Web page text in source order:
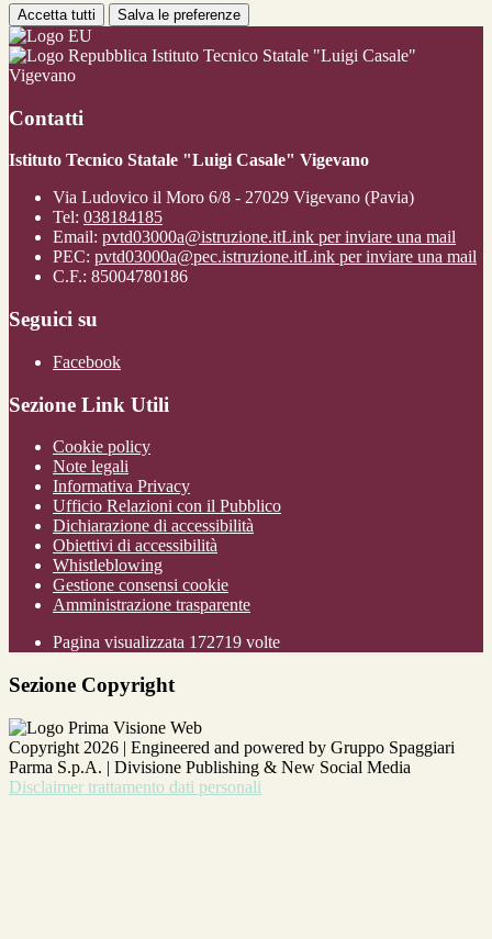
Accetta tutti Salva le preferenze
Istituto Tecnico Statale "Luigi Casale"
Vigevano
Contatti
Istituto Tecnico Statale "Luigi Casale" Vigevano
Via Ludovico il Moro 6/8 - 27029 Vigevano (Pavia)
Tel: 038184185
Email: pvtd03000a@istruzione.itLink per inviare una mail
PEC: pvtd03000a@pec.istruzione.itLink per inviare una mail
C.F.: 85004780186
Seguici su
Facebook
Sezione Link Utili
Cookie policy
Note legali
Informativa Privacy
Ufficio Relazioni con il Pubblico
Dichiarazione di accessibilità
Obiettivi di accessibilità
Whistleblowing
Gestione consensi cookie
Amministrazione trasparente
Pagina visualizzata 172719 volte
Sezione Copyright
Copyright 2026 | Engineered and powered by Gruppo Spaggiari
Parma S.p.A. | Divisione Publishing & New Social Media
Disclaimer trattamento dati personali